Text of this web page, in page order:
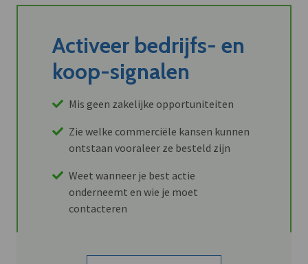
Activeer bedrijfs- en
koop-signalen
Mis geen zakelijke opportuniteiten
Zie welke commerciële kansen kunnen
ontstaan vooraleer ze besteld zijn
Weet wanneer je best actie
onderneemt en wie je moet
contacteren